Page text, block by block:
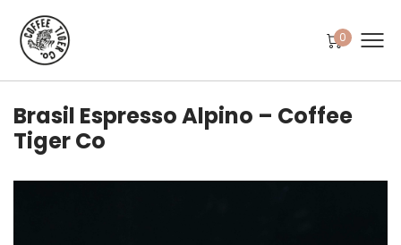
0
Brasil Espresso Alpino – Coffee
Tiger Co